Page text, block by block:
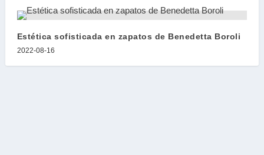
Estética sofisticada en zapatos de Benedetta Boroli
2022-08-16